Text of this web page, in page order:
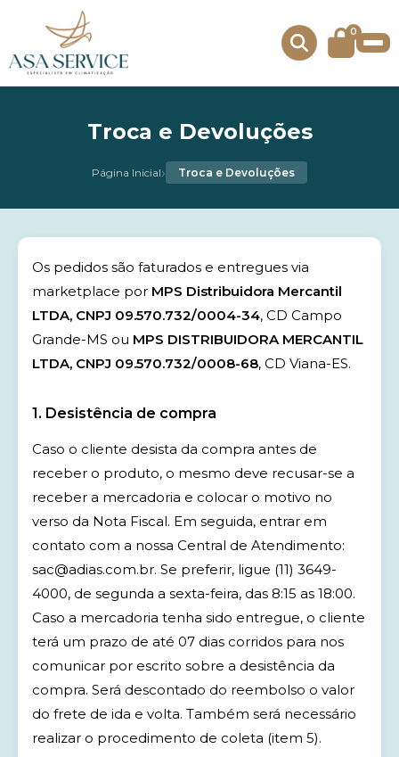
0
Troca e Devoluções
Página Inicial› Troca e Devoluções
Os pedidos são faturados e entregues via
marketplace por MPS Distribuidora Mercantil
LTDA, CNPJ 09.570.732/0004-34, CD Campo
Grande-MS ou MPS DISTRIBUIDORA MERCANTIL
LTDA, CNPJ 09.570.732/0008-68, CD Viana-ES.
1. Desistência de compra
Caso o cliente desista da compra antes de
receber o produto, o mesmo deve recusar-se a
receber a mercadoria e colocar o motivo no
verso da Nota Fiscal. Em seguida, entrar em
contato com a nossa Central de Atendimento:
sac@adias.com.br. Se preferir, ligue (11) 3649-
4000, de segunda a sexta-feira, das 8:15 as 18:00.
Caso a mercadoria tenha sido entregue, o cliente
terá um prazo de até 07 dias corridos para nos
comunicar por escrito sobre a desistência da
compra. Será descontado do reembolso o valor
do frete de ida e volta. Também será necessário
realizar o procedimento de coleta (item 5).